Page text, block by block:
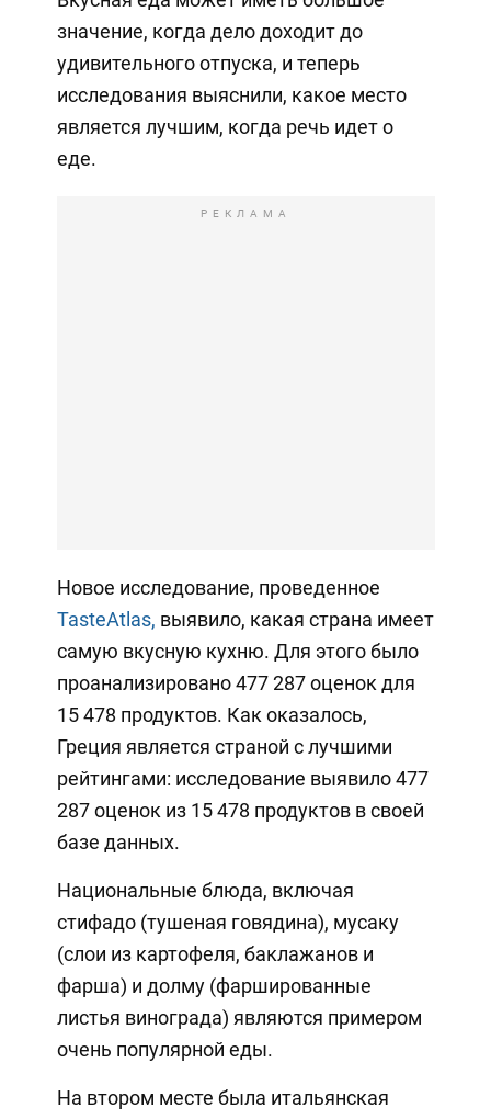
значение, когда дело доходит до
удивительного отпуска, и теперь
исследования выяснили, какое место
является лучшим, когда речь идет о
еде.
РЕКЛАМА
Новое исследование, проведенное
TasteAtlas, выявило, какая страна имеет
самую вкусную кухню. Для этого было
проанализировано 477 287 оценок для
15 478 продуктов. Как оказалось,
Греция является страной с лучшими
рейтингами: исследование выявило 477
287 оценок из 15 478 продуктов в своей
базе данных.
Национальные блюда, включая
стифадо (тушеная говядина), мусаку
(слои из картофеля, баклажанов и
фарша) и долму (фаршированные
листья винограда) являются примером
очень популярной еды.
На втором месте была итальянская